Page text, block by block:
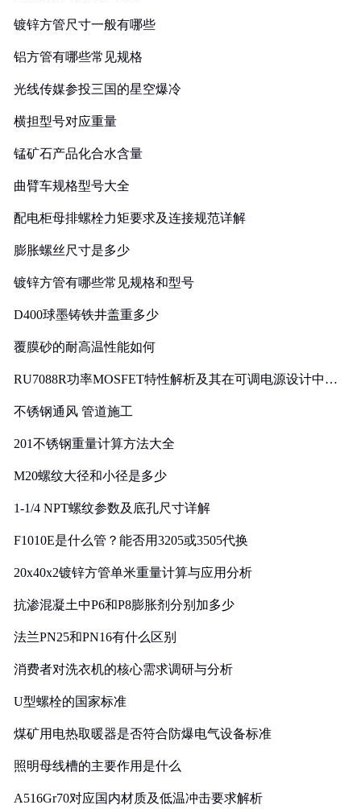
镀锌方管尺寸一般有哪些
铝方管有哪些常见规格
光线传媒参投三国的星空爆冷
横担型号对应重量
锰矿石产品化合水含量
曲臂车规格型号大全
配电柜母排螺栓力矩要求及连接规范详解
膨胀螺丝尺寸是多少
镀锌方管有哪些常见规格和型号
D400球墨铸铁井盖重多少
覆膜砂的耐高温性能如何
RU7088R功率MOSFET特性解析及其在可调电源设计中的
不锈钢通风 管道施工
201不锈钢重量计算方法大全
M20螺纹大径和小径是多少
1-1/4 NPT螺纹参数及底孔尺寸详解
F1010E是什么管？能否用3205或3505代换
20x40x2镀锌方管单米重量计算与应用分析
抗渗混凝土中P6和P8膨胀剂分别加多少
法兰PN25和PN16有什么区别
消费者对洗衣机的核心需求调研与分析
U型螺栓的国家标准
煤矿用电热取暖器是否符合防爆电气设备标准
照明母线槽的主要作用是什么
A516Gr70对应国内材质及低温冲击要求解析